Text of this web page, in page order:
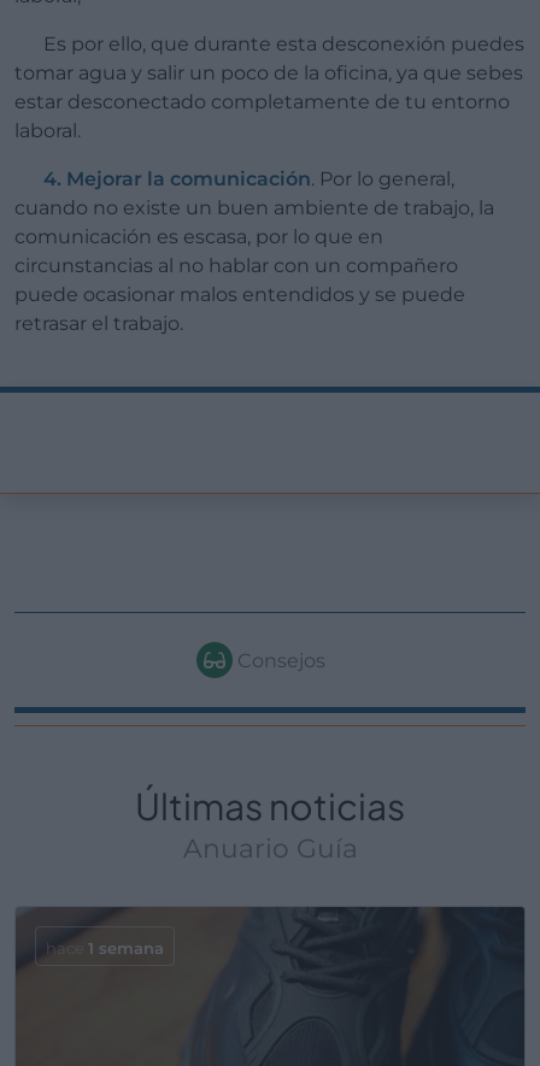
Es por ello, que durante esta desconexión puedes
tomar agua y salir un poco de la oficina, ya que sebes
estar desconectado completamente de tu entorno
laboral.
4. Mejorar la comunicación. Por lo general,
cuando no existe un buen ambiente de trabajo, la
comunicación es escasa, por lo que en
circunstancias al no hablar con un compañero
puede ocasionar malos entendidos y se puede
retrasar el trabajo.
Consejos
Últimas noticias
Anuario Guía
hace 1 semana